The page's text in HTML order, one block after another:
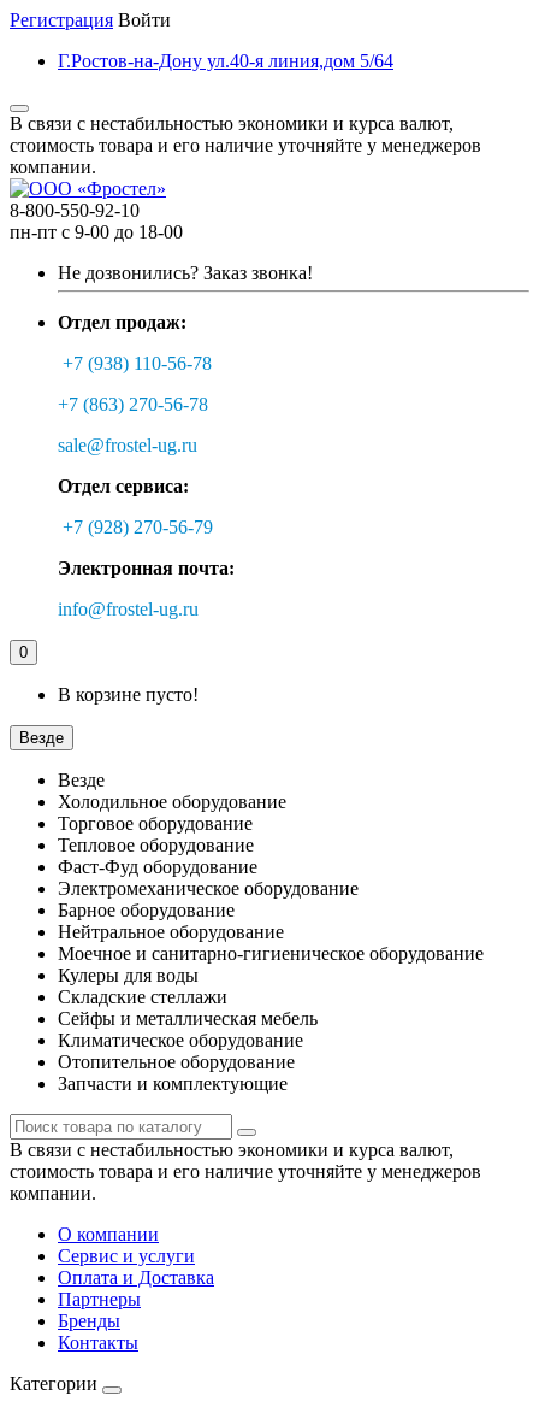
Регистрация Войти
Г.Ростов-на-Дону ул.40-я линия,дом 5/64
В связи с нестабильностью экономики и курса валют,
стоимость товара и его наличие уточняйте у менеджеров
компании.
8-800-550-92-10
пн-пт с 9-00 до 18-00
Не дозвонились? Заказ звонка!
Отдел продаж:
+7 (938) 110-56-78
+7 (863) 270-56-78
sale@frostel-ug.ru
Отдел сервиса:
+7 (928) 270-56-79
Электронная почта:
info@frostel-ug.ru
0
В корзине пусто!
Везде
Везде
Холодильное оборудование
Торговое оборудование
Тепловое оборудование
Фаст-Фуд оборудование
Электромеханическое оборудование
Барное оборудование
Нейтральное оборудование
Моечное и санитарно-гигиеническое оборудование
Кулеры для воды
Складские стеллажи
Сейфы и металлическая мебель
Климатическое оборудование
Отопительное оборудование
Запчасти и комплектующие
В связи с нестабильностью экономики и курса валют,
стоимость товара и его наличие уточняйте у менеджеров
компании.
О компании
Сервис и услуги
Оплата и Доставка
Партнеры
Бренды
Контакты
Категории